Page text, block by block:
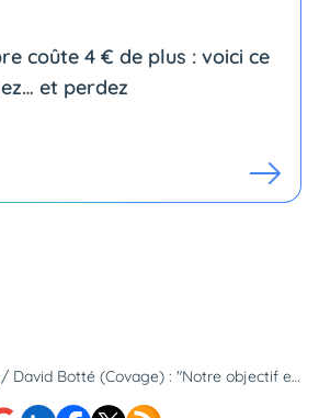
coûte 4 € de plus : voici ce
et perdez
/ David Botté (Covage) : "Notre objectif est d’atteindre 3 millions de prises fibre le plus rapidement possible"